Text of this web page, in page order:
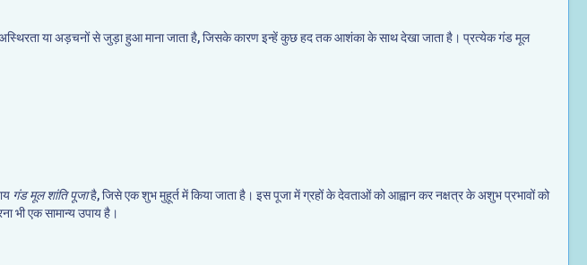
अस्थिरता या अड़चनों से जुड़ा हुआ माना जाता है, जिसके कारण इन्हें कुछ हद तक आशंका के साथ देखा जाता है। प्रत्येक गंड मूल
गंड मूल शांति पूजाहै, जिसे एक शुभ मुहूर्त में किया जाता है। इस पूजा में ग्रहों के देवताओं को आह्वान कर नक्षत्र के अशुभ प्रभावों को
भी एक सामान्य उपाय है।